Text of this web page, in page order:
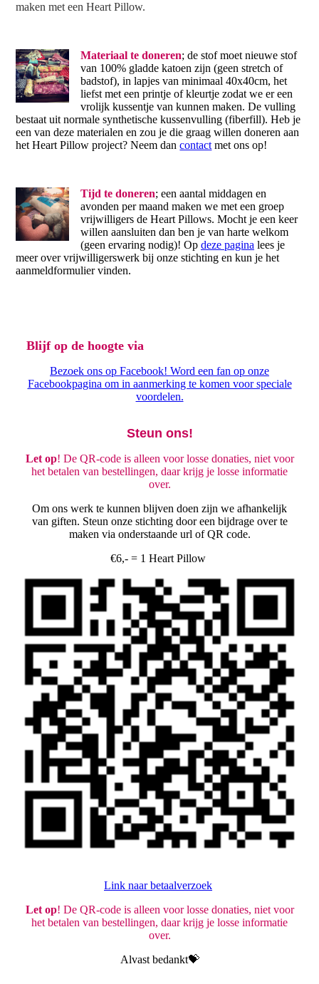
maken met een Heart Pillow.
Materiaal te doneren; de stof moet nieuwe stof
van 100% gladde katoen zijn (geen stretch of
badstof), in lapjes van minimaal 40x40cm, het
liefst met een printje of kleurtje zodat we er een
vrolijk kussentje van kunnen maken. De vulling
bestaat uit normale synthetische kussenvulling (fiberfill). Heb je
een van deze materialen en zou je die graag willen doneren aan
het Heart Pillow project? Neem dancontact met ons op!
Tijd te doneren; een aantal middagen en
avonden per maand maken we met een groep
vrijwilligers de Heart Pillows. Mocht je een keer
willen aansluiten dan ben je van harte welkom
(geen ervaring nodig)! Op deze pagina lees je
meer over vrijwilligerswerk bij onze stichting en kun je het
aanmeldformulier vinden.
Blijf op de hoogte via
Bezoek ons op Facebook! Word een fan op onze
Facebookpagina om in aanmerking te komen voor speciale
voordelen.
Steun ons!
Let op! De QR-code is alleen voor losse donaties, niet voor
het betalen van bestellingen, daar krijg je losse informatie
over.
Om ons werk te kunnen blijven doen zijn we afhankelijk
van giften. Steun onze stichting door een bijdrage over te
maken via onderstaande url of QR code.
€6,- = 1 Heart Pillow
Link naar betaalverzoek
Let op! De QR-code is alleen voor losse donaties, niet voor
het betalen van bestellingen, daar krijg je losse informatie
over.
Alvast bedankt💝